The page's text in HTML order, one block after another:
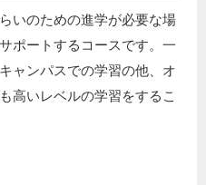
いのための進学が必要な場
ポートするコースです。一
ャンパスでの学習の他、オ
高いレベルの学習をするこ